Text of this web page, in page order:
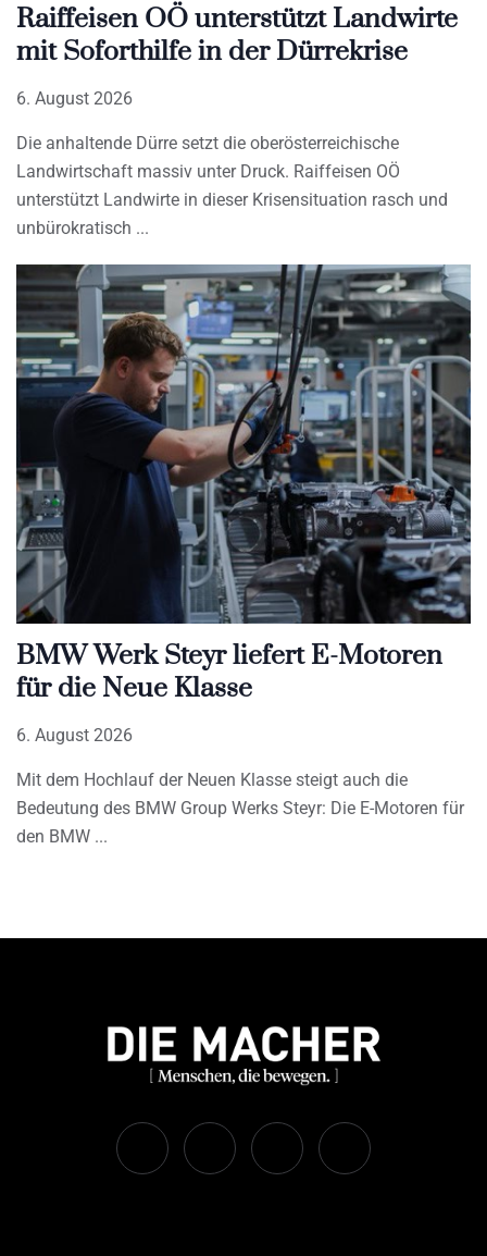
Raiffeisen OÖ unterstützt Landwirte
mit Soforthilfe in der Dürrekrise
6. August 2026
Die anhaltende Dürre setzt die oberösterreichische
Landwirtschaft massiv unter Druck. Raiffeisen OÖ
unterstützt Landwirte in dieser Krisensituation rasch und
unbürokratisch
BMW Werk Steyr liefert E-Motoren
für die Neue Klasse
6. August 2026
Mit dem Hochlauf der Neuen Klasse steigt auch die
Bedeutung des BMW Group Werks Steyr: Die E-Motoren für
den BMW